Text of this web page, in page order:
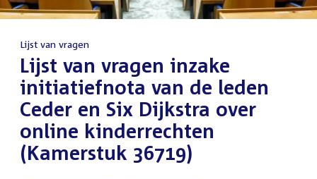
Lijst van vragen
:Lijst van vragen inzake
initiatiefnota van de leden
Ceder en Six Dijkstra over
online kinderrechten
(Kamerstuk 36719)